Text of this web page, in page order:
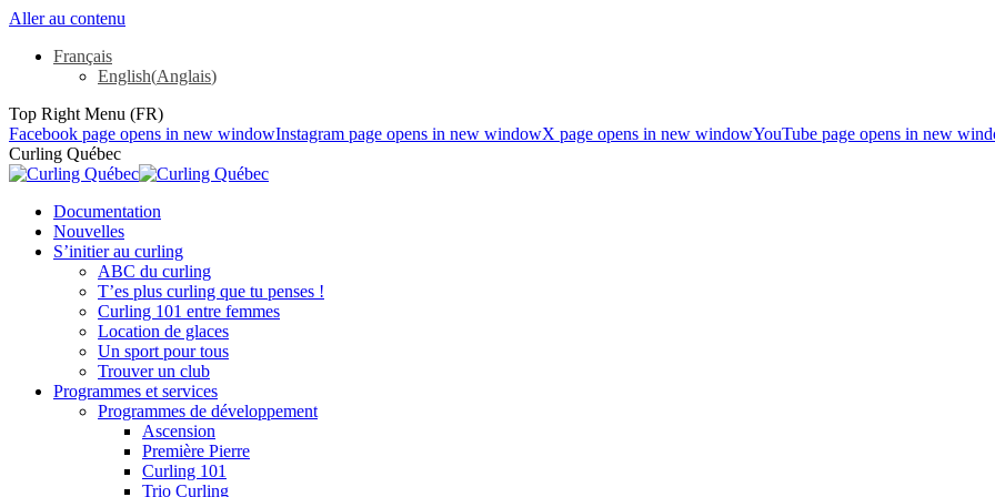
Aller au contenu
Français
English(Anglais)
Top Right Menu (FR)
Facebook page opens in new windowInstagram page opens in new windowX page opens in new windowYouTube page opens in new
Curling Québec
Documentation
Nouvelles
S’initier au curling
ABC du curling
T’es plus curling que tu penses !
Curling 101 entre femmes
Location de glaces
Un sport pour tous
Trouver un club
Programmes et services
Programmes de développement
Ascension
Première Pierre
Curling 101
Trio Curling